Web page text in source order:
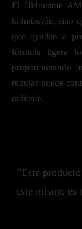
El Hidratante
hidratación, sino
que ayudan a
fórmula ligera
proporcionando
regular puede
radiante.
"Este
este mismo es